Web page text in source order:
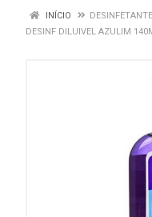
INÍCIO
DESINFETANTE
DESINF DILUIVEL AZULIM